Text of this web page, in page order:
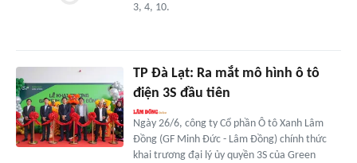
3, 4, 10.
TP Đà Lạt: Ra mắt mô hình ô tô
điện 3S đầu tiên
Ngày 26/6, công ty Cổ phần Ô tô Xanh Lâm
Đồng (GF Minh Đức - Lâm Đồng) chính thức
khai trương đại lý ủy quyền 3S của Green